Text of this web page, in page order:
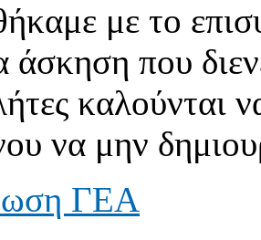
με το
που
καλούνται
να μην
ΓΕΑ